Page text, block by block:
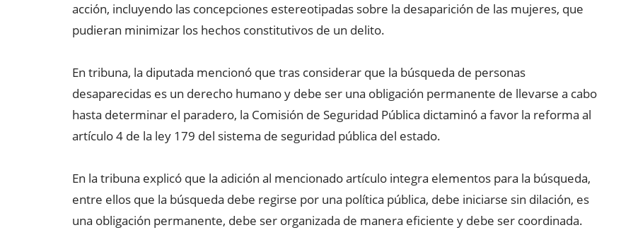
acción, incluyendo las concepciones estereotipadas sobre la desaparición de las mujeres, que
pudieran minimizar los hechos constitutivos de un delito.
En tribuna, la diputada mencionó que tras considerar que la búsqueda de personas
desaparecidas es un derecho humano y debe ser una obligación permanente de llevarse a cabo
hasta determinar el paradero, la Comisión de Seguridad Pública dictaminó a favor la reforma al
artículo 4 de la ley 179 del sistema de seguridad pública del estado.
En la tribuna explicó que la adición al mencionado artículo integra elementos para la búsqueda,
entre ellos que la búsqueda debe regirse por una política pública, debe iniciarse sin dilación, es
una obligación permanente, debe ser organizada de manera eficiente y debe ser coordinada.